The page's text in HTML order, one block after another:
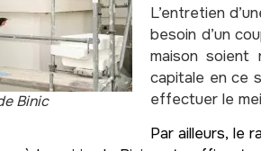
Binic
L’entretien
besoin d’un
maison soient
capitale en ce
effectuer le
Par ailleurs, le